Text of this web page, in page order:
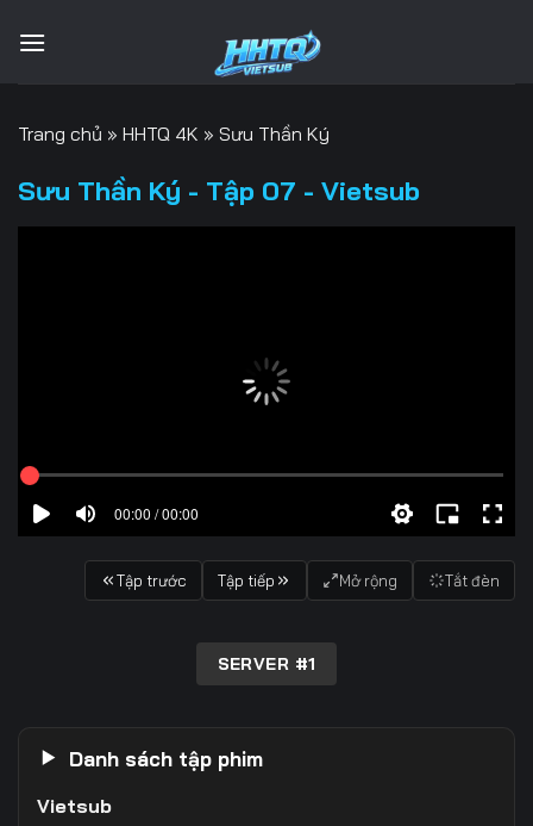
qua
Trang chủ » HHTQ 4K » Sưu Thần Ký
Sưu Thần Ký - Tập 07 - Vietsub
00:00 / 00:00
Tập trước Tập tiếp Mở rộng Tắt đèn
SERVER #1
Danh sách tập phim
Vietsub